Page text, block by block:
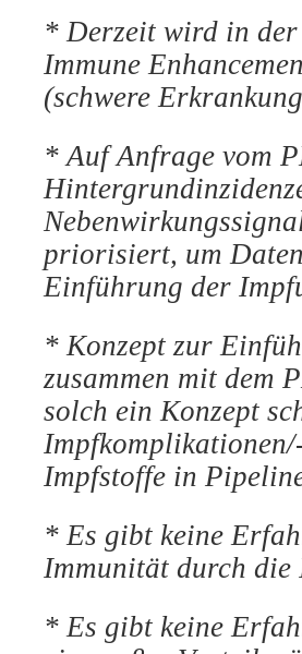
*Derzeit wird in
Immune
(schwere
*Auf Anfrage vom
priorisiert, um
Einführung der
*Konzept zur
zusammen mit dem
solch ein Konzept
Impfstoffe in
*Es gibt keine
Immunität durch die
*Es gibt keine